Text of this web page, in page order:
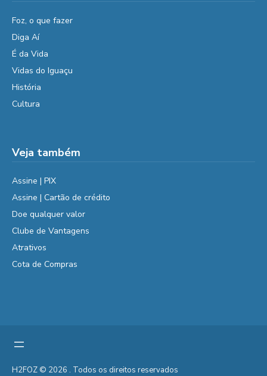
Foz, o que fazer
Diga Aí
É da Vida
Vidas do Iguaçu
História
Cultura
Veja também
Assine | PIX
Assine | Cartão de crédito
Doe qualquer valor
Clube de Vantagens
Atrativos
Cota de Compras
H2FOZ © 2026 . Todos os direitos reservados